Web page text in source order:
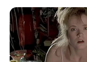
ξαφνικό
ξέγνοιαστες
πραγματικό
Κυριακής 7